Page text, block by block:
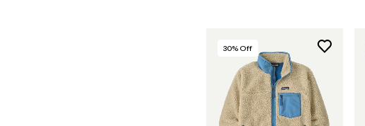
30% Off